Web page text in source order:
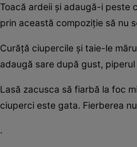
Toacă ardeii şi adaugă-i peste
prin această compoziţie să nu
Curăţă ciupercile şi taie-le
adaugă sare după gust,
Lasă zacusca să fiarbă la foc
ciuperci este gata. Fierberea
.